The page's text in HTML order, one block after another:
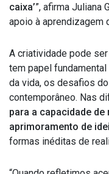
caixa’”, afirma Juliana
apoio à aprendizagem
A criatividade pode
tem papel
da vida, os desafios
contemporâneo. Nas
para a capacidade
aprimoramento de
formas inéditas de